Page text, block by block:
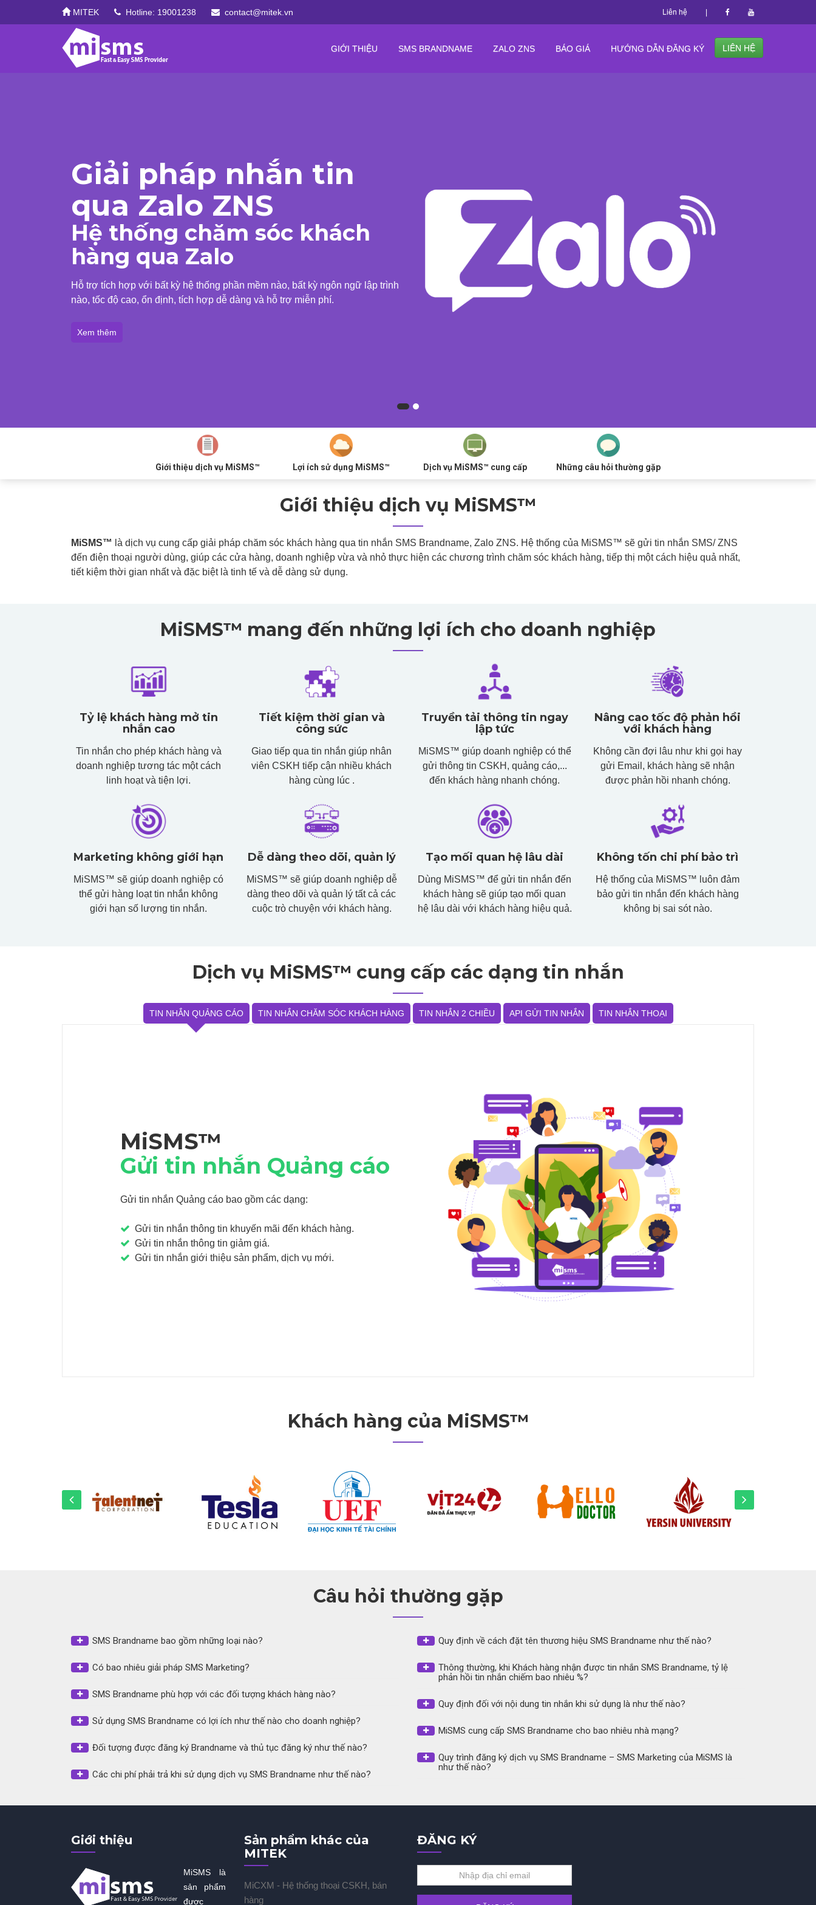
MITEK Hotline: 19001238 contact@mitek.vn Liên hệ
GIỚI THIỆU SMS BRANDNAME ZALO ZNS BÁO GIÁ HƯỚNG DẪN ĐĂNG KÝ LIÊN HỆ
Giải pháp nhắn tin
qua Zalo ZNS
Hệ thống chăm sóc khách
hàng qua Zalo
Hỗ trợ tích hợp với bất kỳ hệ thống phần mềm nào, bất kỳ ngôn ngữ lập trình
nào, tốc độ cao, ổn định, tích hợp dễ dàng và hỗ trợ miễn phí.
Xem thêm
Giới thiệu dịch vụ MiSMS™ Lợi ích sử dụng MiSMS™ Dịch vụ MiSMS™ cung cấp Những câu hỏi thường gặp
Giới thiệu dịch vụ MiSMS™
MiSMS™ là dịch vụ cung cấp giải pháp chăm sóc khách hàng qua tin nhắn SMS Brandname, Zalo ZNS. Hệ thống của MiSMS™ sẽ gửi tin nhắn SMS/ ZNS
đến điện thoại người dùng, giúp các cửa hàng, doanh nghiệp vừa và nhỏ thực hiện các chương trình chăm sóc khách hàng, tiếp thị một cách hiệu quả nhất,
tiết kiệm thời gian nhất và đặc biệt là tinh tế và dễ dàng sử dụng.
MiSMS™ mang đến những lợi ích cho doanh nghiệp
Tỷ lệ khách hàng mở tin
nhắn cao
Tin nhắn cho phép khách hàng và
doanh nghiệp tương tác một cách
linh hoạt và tiện lợi.
Tiết kiệm thời gian và
công sức
Giao tiếp qua tin nhắn giúp nhân
viên CSKH tiếp cận nhiều khách
hàng cùng lúc .
Truyền tải thông tin ngay
lập tức
MiSMS™ giúp doanh nghiệp có thể
gửi thông tin CSKH, quảng cáo,...
đến khách hàng nhanh chóng.
Nâng cao tốc độ phản hồi
với khách hàng
Không cần đợi lâu như khi gọi hay
gửi Email, khách hàng sẽ nhận
được phản hồi nhanh chóng.
Marketing không giới hạn
MiSMS™ sẽ giúp doanh nghiệp có
thể gửi hàng loạt tin nhắn không
giới hạn số lượng tin nhắn.
Dễ dàng theo dõi, quản lý
MiSMS™ sẽ giúp doanh nghiệp dễ
dàng theo dõi và quản lý tất cả các
cuộc trò chuyện với khách hàng.
Tạo mối quan hệ lâu dài
Dùng MiSMS™ để gửi tin nhắn đến
khách hàng sẽ giúp tạo mối quan
hệ lâu dài với khách hàng hiệu quả.
Không tốn chi phí bảo trì
Hệ thống của MiSMS™ luôn đảm
bảo gửi tin nhắn đến khách hàng
không bị sai sót nào.
Dịch vụ MiSMS™ cung cấp các dạng tin nhắn
TIN NHẮN QUẢNG CÁO TIN NHẮN CHĂM SÓC KHÁCH HÀNG TIN NHẮN 2 CHIỀU API GỬI TIN NHẮN TIN NHẮN THOẠI
MiSMS™
Gửi tin nhắn Quảng cáo
Gửi tin nhắn Quảng cáo bao gồm các dạng:
Gửi tin nhắn thông tin khuyến mãi đến khách hàng.
Gửi tin nhắn thông tin giảm giá.
Gửi tin nhắn giới thiệu sản phẩm, dịch vụ mới.
Khách hàng của MiSMS™
Câu hỏi thường gặp
SMS Brandname bao gồm những loại nào?
Có bao nhiêu giải pháp SMS Marketing?
SMS Brandname phù hợp với các đối tượng khách hàng nào?
Sử dụng SMS Brandname có lợi ích như thế nào cho doanh nghiệp?
Đối tượng được đăng ký Brandname và thủ tục đăng ký như thế nào?
Các chi phí phải trả khi sử dụng dịch vụ SMS Brandname như thế nào?
Quy định về cách đặt tên thương hiệu SMS Brandname như thế nào?
Thông thường, khi Khách hàng nhận được tin nhắn SMS Brandname, tỷ lệ
phản hồi tin nhắn chiếm bao nhiêu %?
Quy định đối với nội dung tin nhắn khi sử dụng là như thế nào?
MiSMS cung cấp SMS Brandname cho bao nhiêu nhà mạng?
Quy trình đăng ký dịch vụ SMS Brandname – SMS Marketing của MiSMS là
như thế nào?
Giới thiệu
MiSMS là
sản phẩm
được
Sản phẩm khác của
MITEK
MiCXM - Hệ thống thoại CSKH, bán
hàng
ĐĂNG KÝ